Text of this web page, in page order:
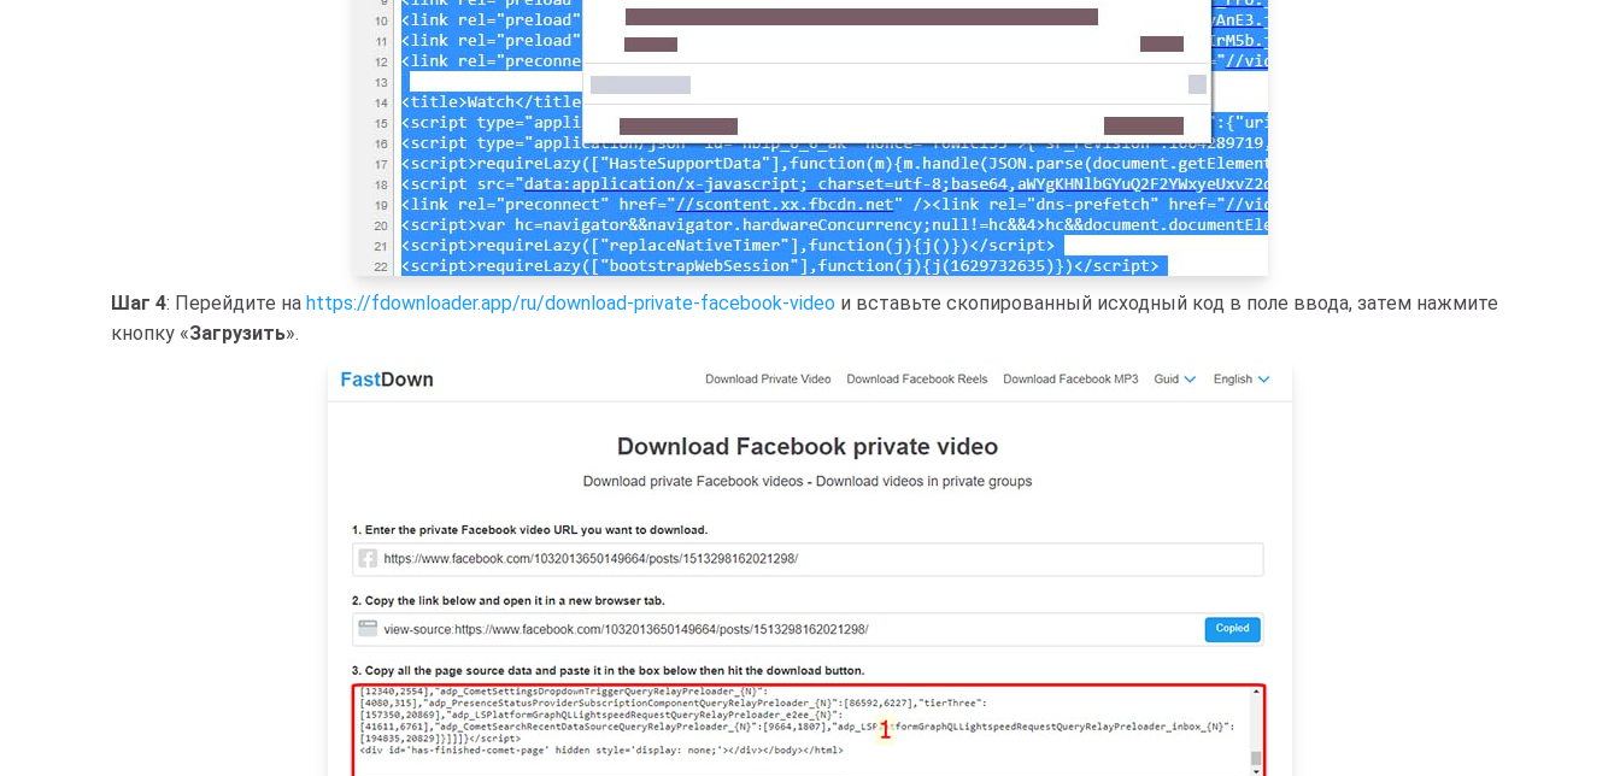
Шаг 4: Перейдите на https://fdownloader.app/ru/download-private-facebook-video и вставьте скопированный исходный код в поле ввода, затем нажмите
кнопку «Загрузить».